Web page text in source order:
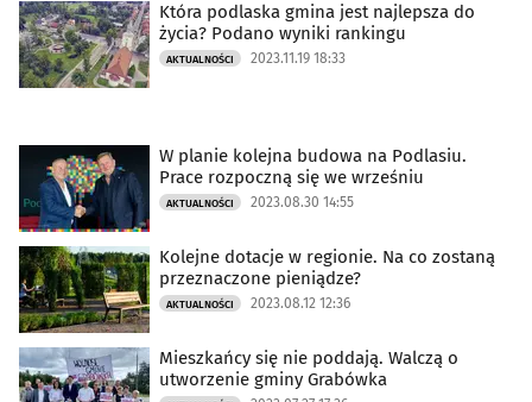
Która podlaska gmina jest najlepsza do
życia? Podano wyniki rankingu
AKTUALNOŚCI 2023.11.19 18:33
W planie kolejna budowa na Podlasiu.
Prace rozpoczną się we wrześniu
AKTUALNOŚCI 2023.08.30 14:55
Kolejne dotacje w regionie. Na co zostaną
przeznaczone pieniądze?
AKTUALNOŚCI 2023.08.12 12:36
Mieszkańcy się nie poddają. Walczą o
utworzenie gminy Grabówka